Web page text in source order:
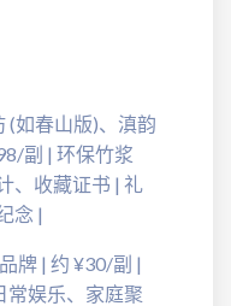
(如春山版)、滇韵
副 | 环保竹浆
、收藏证书 | 礼
念 |
牌 | 约 ¥30/副 |
常娱乐、家庭聚